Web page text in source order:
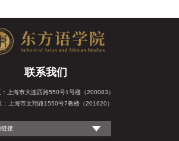
联系我们
上海市大连西路550号1号楼（200083）
：上海市文翔路1550号7教楼（201620）
链接